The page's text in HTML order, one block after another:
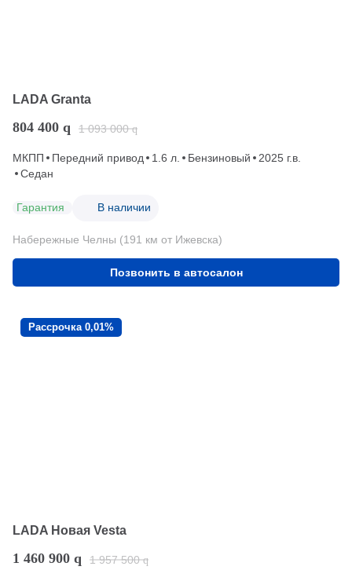
LADA Granta
804 400 q 1 093 000 q
МКПП Передний привод 1.6 л. Бензиновый
2025 г.в.
Седан
Гарантия В наличии
Набережные Челны (191 км от Ижевска)
Позвонить в автосалон
Рассрочка 0,01%
LADA Новая Vesta
1 460 900 q 1 957 500 q